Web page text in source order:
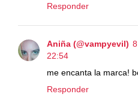
Responder
Aniña (@vampyevil)
22:54
me encanta la marca!
Responder